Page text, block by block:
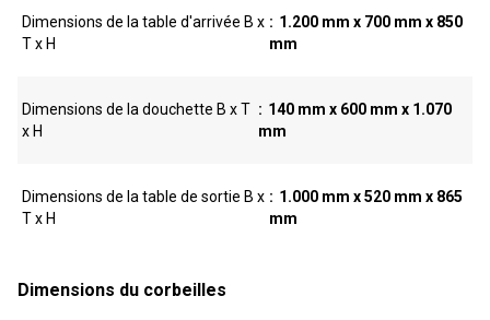
Dimensions de la table d'arrivée B x
T x H
1.200 mm x 700 mm x 850
mm
Dimensions de la douchette B x T
x H
140 mm x 600 mm x 1.070
mm
Dimensions de la table de sortie B x
T x H
1.000 mm x 520 mm x 865
mm
Dimensions du corbeilles